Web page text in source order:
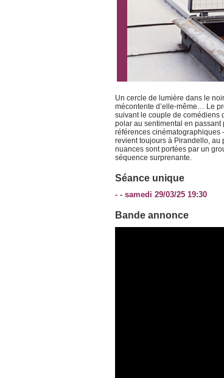
Un cercle de lumière dans le
mécontente d’elle-même… Le
suivant le couple de comédiens
polar au sentimental en passant
références cinématographiques
revient toujours à Pirandello, au
nuances sont portées par un
séquence surprenante.
Séance unique
- - samedi 29/03/25 19:30
Bande annonce